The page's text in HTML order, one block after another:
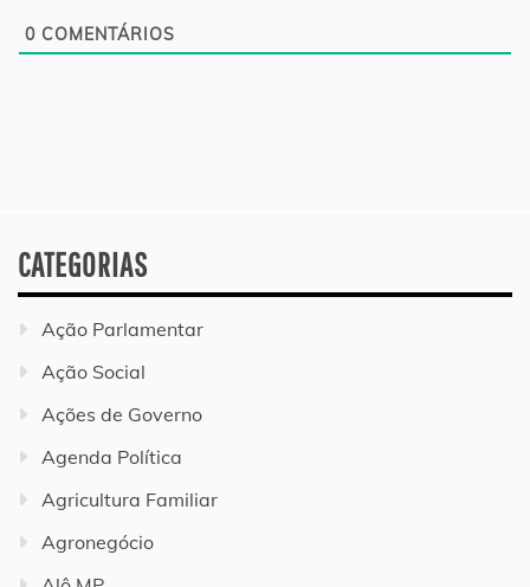
0 COMENTÁRIOS
CATEGORIAS
Ação Parlamentar
Ação Social
Ações de Governo
Agenda Política
Agricultura Familiar
Agronegócio